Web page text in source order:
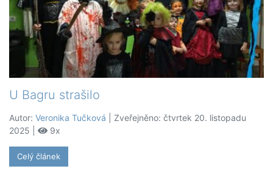
U Bagru strašilo
Autor: Veronika Tučková | Zveřejněno: čtvrtek 20. listopadu
2025 |
9x
Celý článek